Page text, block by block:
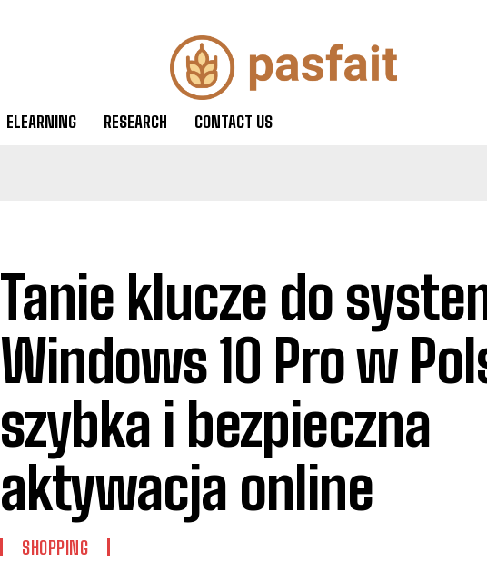
ELEARNING RESEARCH CONTACT US
Tanie klucze do
Windows 10 Pro w
szybka i bezpieczna
aktywacja online
SHOPPING